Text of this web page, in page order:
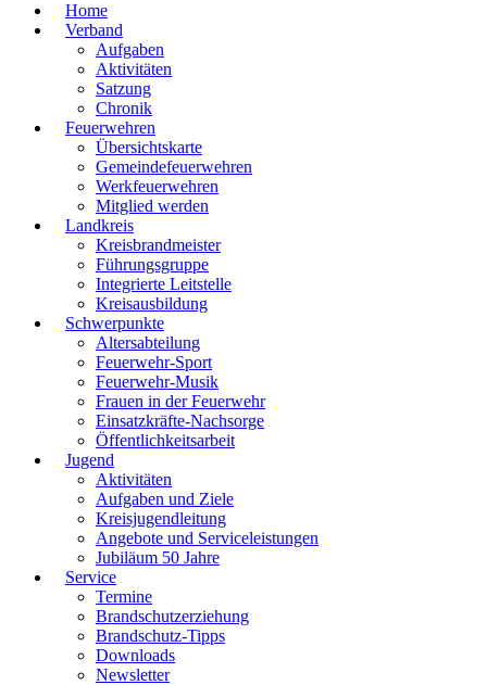
Home
Verband
Aufgaben
Aktivitäten
Satzung
Chronik
Feuerwehren
Übersichtskarte
Gemeindefeuerwehren
Werkfeuerwehren
Mitglied werden
Landkreis
Kreisbrandmeister
Führungsgruppe
Integrierte Leitstelle
Kreisausbildung
Schwerpunkte
Altersabteilung
Feuerwehr-Sport
Feuerwehr-Musik
Frauen in der Feuerwehr
Einsatzkräfte-Nachsorge
Öffentlichkeitsarbeit
Jugend
Aktivitäten
Aufgaben und Ziele
Kreisjugendleitung
Angebote und Serviceleistungen
Jubiläum 50 Jahre
Service
Termine
Brandschutzerziehung
Brandschutz-Tipps
Downloads
Newsletter